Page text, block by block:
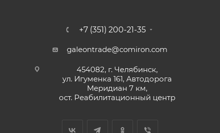
+7 (351) 200-21-35
galeontrade@comiron.com
454082, г. Челябинск,
ул. Игуменка 161, Автодорога
Меридиан 7 км,
ост. Реабилитационный центр